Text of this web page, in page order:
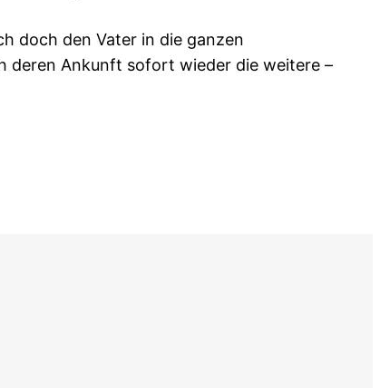
doch den Vater in die ganzen
deren Ankunft sofort wieder die weitere –